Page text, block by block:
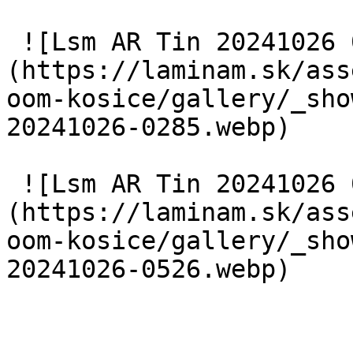
(https://laminam.sk/
oom-kosice/gallery/
20241026-0285.webp)
(https://laminam.sk/
oom-kosice/gallery/
20241026-0526.webp)